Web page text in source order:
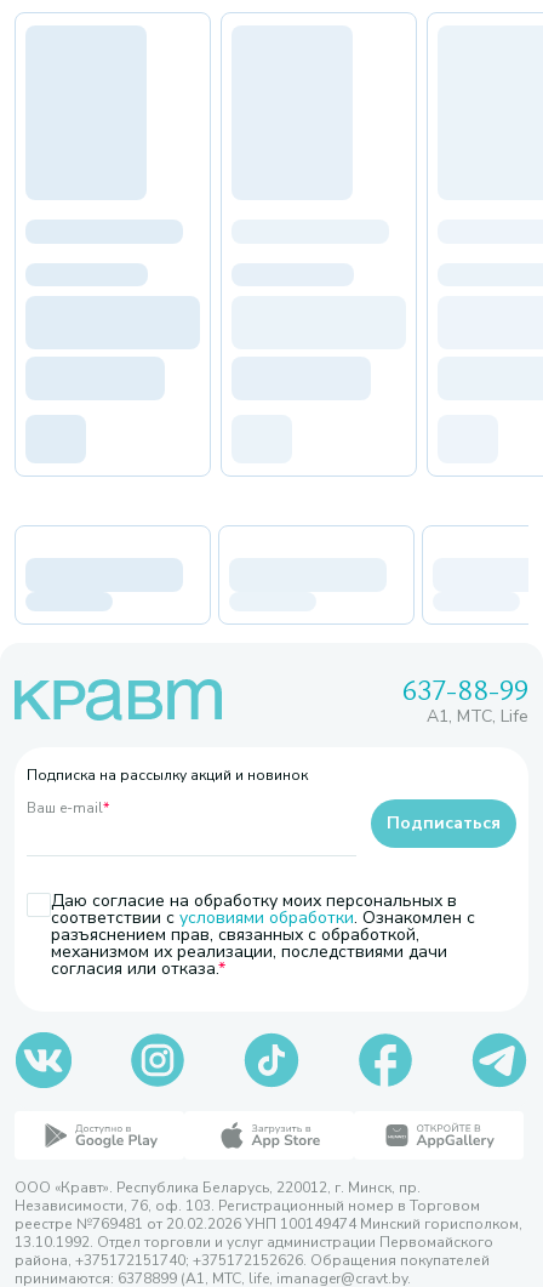
637-88-99
A1, МТС, Life
Подписка на рассылку акций и новинок
Ваш e-mail*
Даю согласие на обработку моих персональных в
соответствии с условиями обработки. Ознакомлен с
разъяснением прав, связанных с обработкой,
механизмом их реализации, последствиями дачи
согласия или отказа.
Подписаться
ООО «Кравт». Республика Беларусь, 220012, г. Минск, пр.
Независимости, 76, оф. 103. Регистрационный номер в Торговом
реестре №769481 от 20.02.2026 УНП 100149474 Минский горисполком,
13.10.1992. Отдел торговли и услуг администрации Первомайского
района, +375172151740; +375172152626. Обращения покупателей
принимаются: 6378899 (А1, МТС, life, imanager@cravt.by.